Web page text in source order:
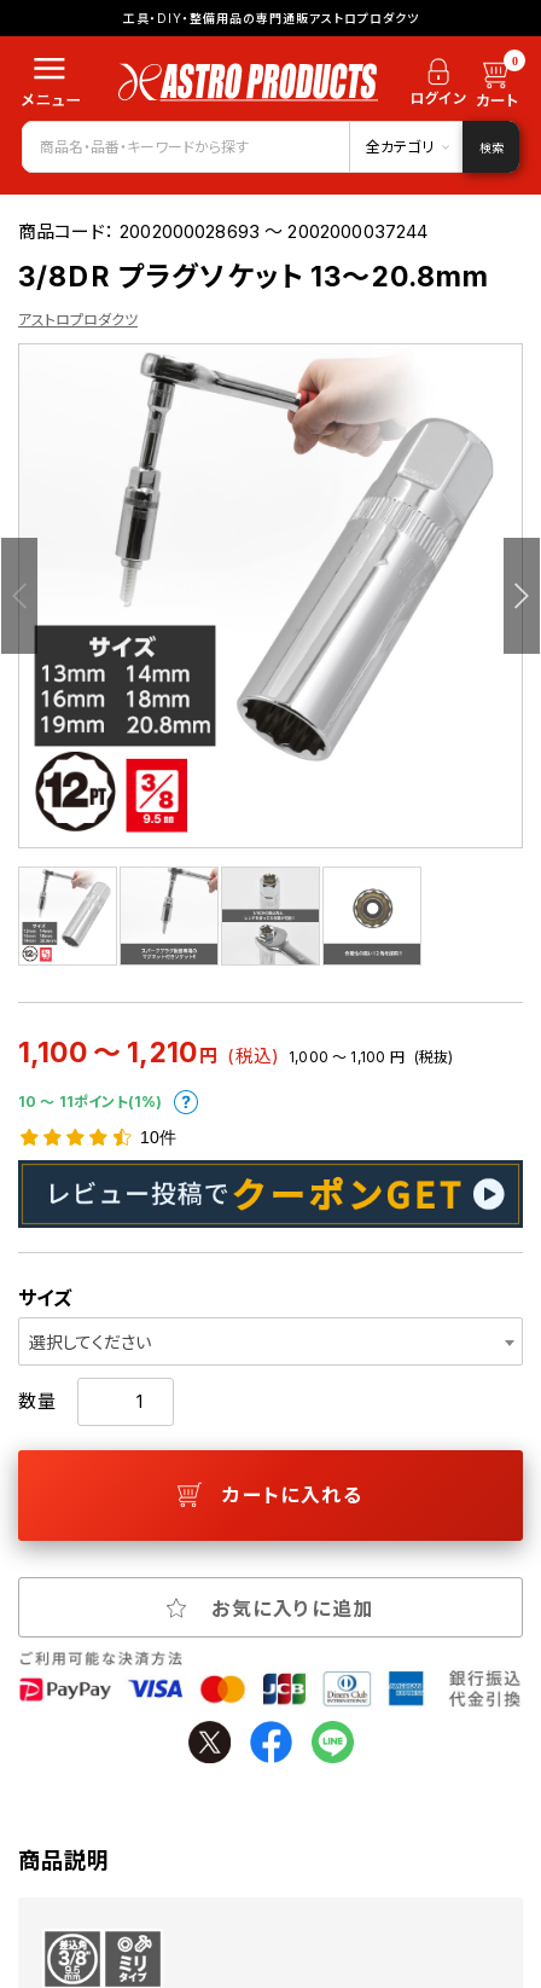
工具・DIY・整備用品の専門通販アストロプロダクツ
0
全カテゴリ 検索
商品コード：2002000028693 ～ 2002000037244
3/8DR プラグソケット 13～20.8mm
アストロプロダクツ
1,100 ～ 1,210 円 (税込) 1,000 ～ 1,100 円 (税抜)
10 〜 11ポイント(1%)
10件
サイズ
選択してください
数量
カートに入れる
お気に入りに追加
商品説明